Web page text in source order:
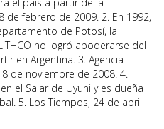
de febrero de 2009. 2. En 1992,
de Potosí, la
no logró apoderarse del
en Argentina. 3. Agencia
de noviembre de 2008. 4.
el Salar de Uyuni y es dueña
5. Los Tiempos, 24 de abril